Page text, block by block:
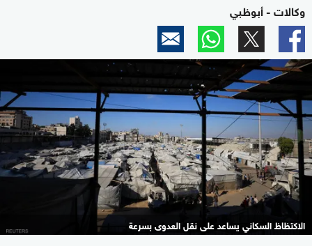
وكالات - أبوظبي
الاكتظاظ السكاني يساعد على نقل العدوى بسرعة